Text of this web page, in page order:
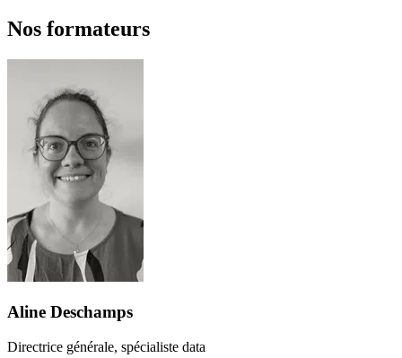
Nos formateurs
Aline Deschamps
Directrice générale, spécialiste data